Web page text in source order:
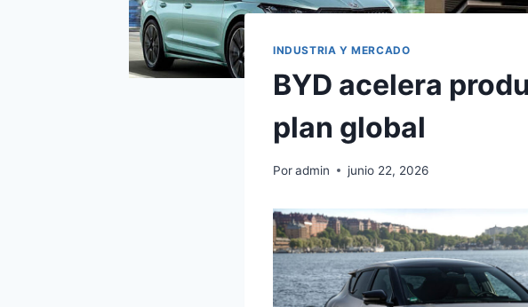
INDUSTRIA Y MERCADO
BYD acelera
plan global
Poradmin junio 22, 2026